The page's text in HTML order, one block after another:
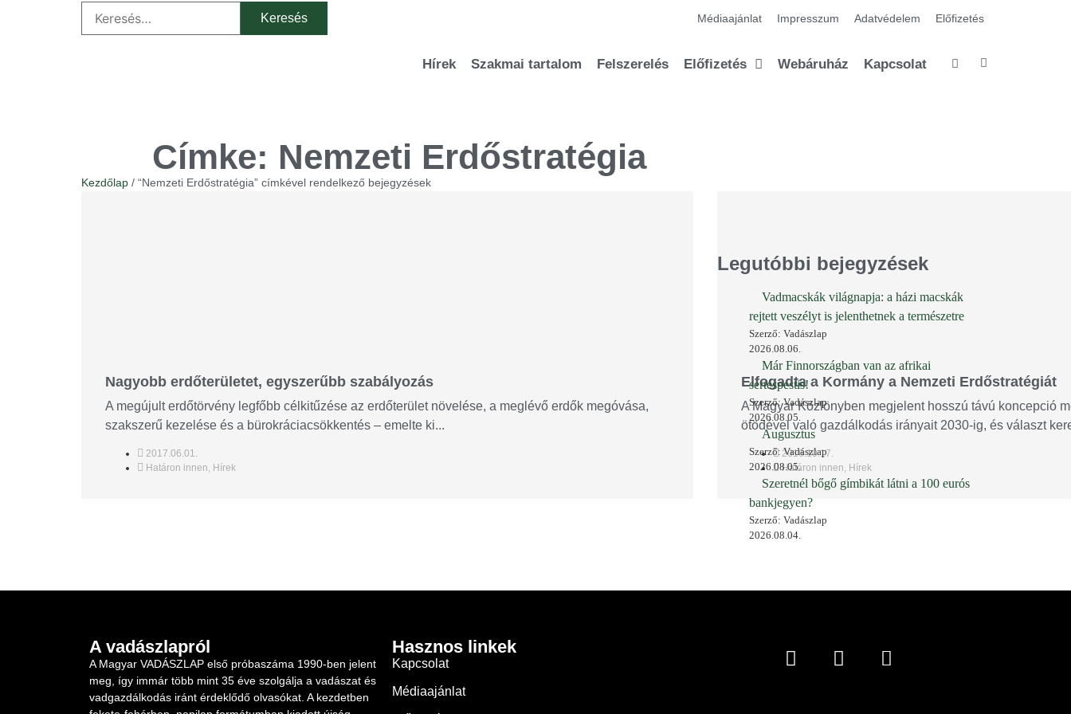
Médiaajánlat Impresszum Adatvédelem Előfizetés
Hírek Szakmai tartalom Felszerelés Előfizetés Webáruház Kapcsolat
Címke: Nemzeti Erdőstratégia
Kezdőlap / “Nemzeti Erdőstratégia” címkével rendelkező bejegyzések
Nagyobb erdőterületet, egyszerűbb szabályozás
A megújult erdőtörvény legfőbb célkitűzése az erdőterület növelése, a meglévő erdők megóvása,
szakszerű kezelése és a bürokráciacsökkentés – emelte ki...
2017.06.01.
Határon innen, Hírek
Elfogadta a Kormány a Nemzeti Erdőstratégiát
A Magyar Közlönyben megjelent hosszú távú koncepció
ötödével való gazdálkodás irányait 2030-ig, és választ
2016.10.17.
Határon innen, Hírek
Legutóbbi bejegyzések
Vadmacskák világnapja: a házi macskák
rejtett veszélyt is jelenthetnek a természetre
Szerző: Vadászlap
2026.08.06.
Már Finnországban van az afrikai
sertéspestis!
Szerző: Vadászlap
2026.08.05.
Augusztus
Szerző: Vadászlap
2026.08.05.
Szeretnél bőgő gímbikát látni a 100 eurós
bankjegyen?
Szerző: Vadászlap
2026.08.04.
A vadászlapról
A Magyar VADÁSZLAP első próbaszáma 1990-ben jelent
meg, így immár több mint 35 éve szolgálja a vadászat és
vadgazdálkodás iránt érdeklődő olvasókat. A kezdetben
Hasznos linkek
Kapcsolat
Médiaajánlat